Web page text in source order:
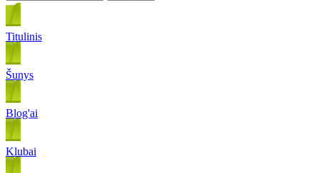
Titulinis
Šunys
Blog'ai
Klubai